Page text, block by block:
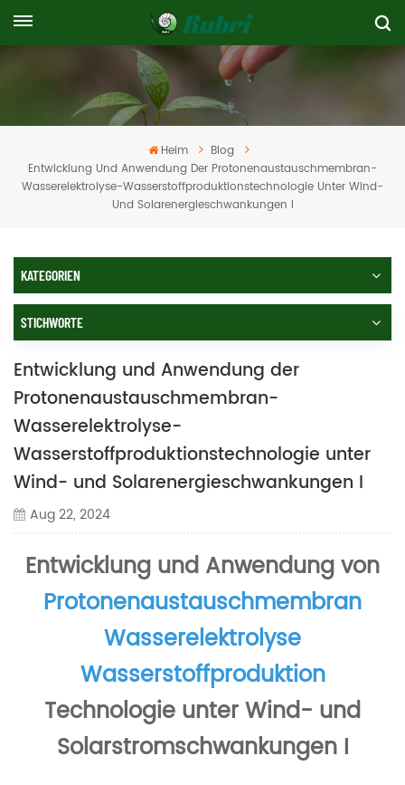
Heim
Blog
Entwicklung Und Anwendung Der Protonenaustauschmembran-
Wasserelektrolyse-Wasserstoffproduktionstechnologie Unter Wind-
Und Solarenergieschwankungen I
KATEGORIEN
STICHWORTE
Entwicklung und Anwendung der
Protonenaustauschmembran-
Wasserelektrolyse-
Wasserstoffproduktionstechnologie unter
Wind- und Solarenergieschwankungen I
Aug 22, 2024
Entwicklung und Anwendung von
Protonenaustauschmembran
Wasserelektrolyse
Wasserstoffproduktion
Technologie unter Wind- und
Solarstromschwankungen I